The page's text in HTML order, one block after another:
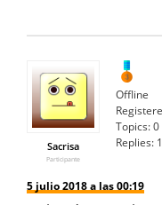
Sacrisa
Participante
Offline
Topics:0
Replies: 1
5 julio 2018 a las 00:19